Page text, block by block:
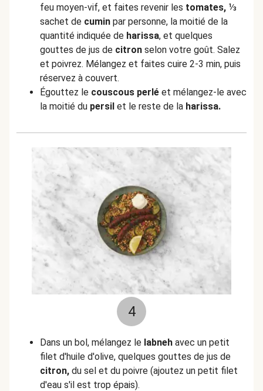
feu moyen-vif, et faites revenir les tomates, ⅓
sachet de cumin par personne, la moitié de la
quantité indiquée de harissa, et quelques
gouttes de jus de citron selon votre goût. Salez
et poivrez. Mélangez et faites cuire 2-3 min, puis
réservez à couvert.
Égouttez le couscous perlé et mélangez-le avec
la moitié du persil et le reste de la harissa.
4
Dans un bol, mélangez le labneh avec un petit
filet d'huile d'olive, quelques gouttes de jus de
citron, du sel et du poivre (ajoutez un petit filet
d'eau s'il est trop épais).